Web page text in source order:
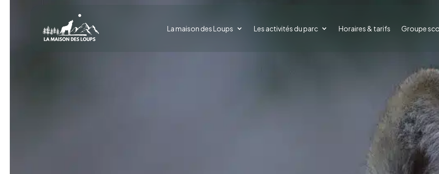
La maison des Loups Les activités du parc Horaires & tarifs Groupe